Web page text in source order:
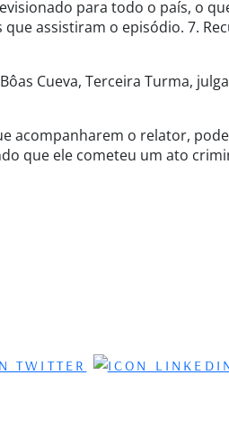
para todo o país, o
assistiram o episódio. 7.
Cueva, Terceira Turma,
acompanharem o relator,
que ele cometeu um ato